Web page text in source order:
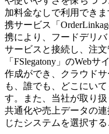
加料金なしで利用でき
携サービス「
携により、フードデリ
サービスと接続し、注
「FSlegatony」のWeb
作成ができ、クラウド
も、誰でも、どこにい
す。また、当社が取り
共通化や売上データの
じたシステムを選択する